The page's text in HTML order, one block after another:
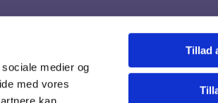
medier og
med vores
Tillad